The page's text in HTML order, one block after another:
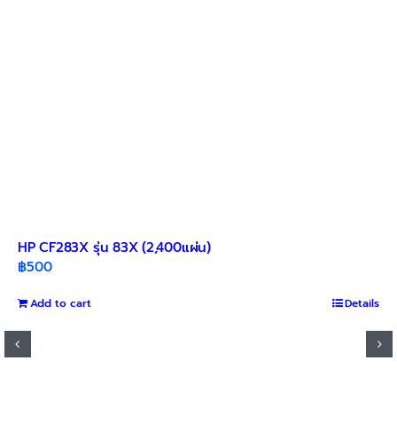
HP CF283X รุ่น 83X (2,400แผ่น)
฿500
Add to cart Details